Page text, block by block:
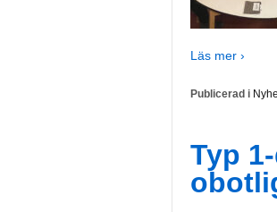
Läs mer ›
Publicerad i
Typ